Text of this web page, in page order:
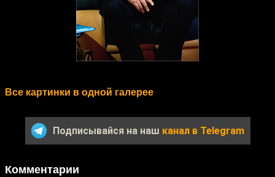
Все картинки в одной галерее
Подписывайся на наш канал в Telegram
Комментарии